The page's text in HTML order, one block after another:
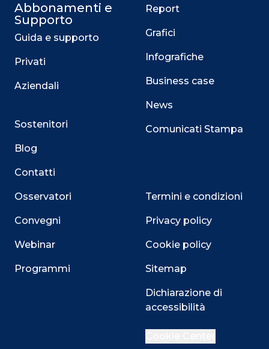
Abbonamenti e
Supporto
Guida e supporto
Privati
Aziendali
Sostenitori
Blog
Contatti
Osservatori
Convegni
Webinar
Programmi
Report
Grafici
Infografiche
Business case
News
Comunicati Stampa
Termini e condizioni
Privacy policy
Cookie policy
Sitemap
Dichiarazione di
accessibilità